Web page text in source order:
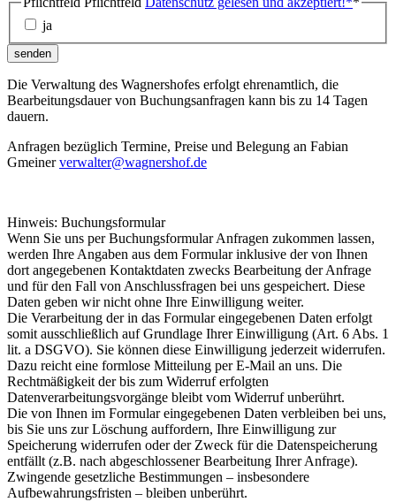
ja
senden
Die Verwaltung des Wagnershofes erfolgt ehrenamtlich, die
Bearbeitungsdauer von Buchungsanfragen kann bis zu 14 Tagen
dauern.
Anfragen bezüglich Termine, Preise und Belegung an Fabian
Gmeinerverwalter@wagnershof.de
Hinweis: Buchungsformular
Wenn Sie uns per Buchungsformular Anfragen zukommen lassen,
werden Ihre Angaben aus dem Formular inklusive der von Ihnen
dort angegebenen Kontaktdaten zwecks Bearbeitung der Anfrage
und für den Fall von Anschlussfragen bei uns gespeichert. Diese
Daten geben wir nicht ohne Ihre Einwilligung weiter.
Die Verarbeitung der in das Formular eingegebenen Daten erfolgt
somit ausschließlich auf Grundlage Ihrer Einwilligung (Art. 6 Abs. 1
lit. a DSGVO). Sie können diese Einwilligung jederzeit widerrufen.
Dazu reicht eine formlose Mitteilung per E-Mail an uns. Die
Rechtmäßigkeit der bis zum Widerruf erfolgten
Datenverarbeitungsvorgänge bleibt vom Widerruf unberührt.
Die von Ihnen im Formular eingegebenen Daten verbleiben bei uns,
bis Sie uns zur Löschung auffordern, Ihre Einwilligung zur
Speicherung widerrufen oder der Zweck für die Datenspeicherung
entfällt (z.B. nach abgeschlossener Bearbeitung Ihrer Anfrage).
Zwingende gesetzliche Bestimmungen – insbesondere
Aufbewahrungsfristen – bleiben unberührt.